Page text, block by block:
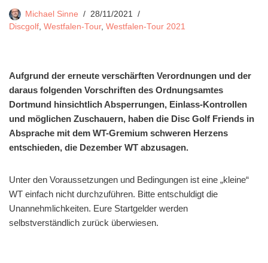
Michael Sinne
28/11/2021
Discgolf, Westfalen-Tour, Westfalen-Tour 2021
Aufgrund der erneute verschärften Verordnungen und der
daraus folgenden Vorschriften des Ordnungsamtes
Dortmund hinsichtlich Absperrungen, Einlass-Kontrollen
und möglichen Zuschauern, haben die Disc Golf Friends in
Absprache mit dem WT-Gremium schweren Herzens
entschieden, die Dezember WT abzusagen.
Unter den Voraussetzungen und Bedingungen ist eine „kleine“
WT einfach nicht durchzuführen. Bitte entschuldigt die
Unannehmlichkeiten. Eure Startgelder werden
selbstverständlich zurück überwiesen.